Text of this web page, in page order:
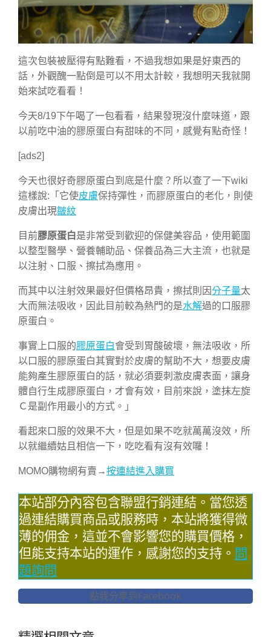
這次包裝被壓得有點難看，不過我想如果是好東西的
話，外觀醜一點倒是可以不用太計較，我想明天我就開
始來試吃看看！
今天8/19下午喝了一包看看，結果發現沒什麼味道，跟
以前吃中油的膠原蛋白有甜味的不同，感覺有點奇怪！
[ads2]
今天也很好奇膠原蛋白到底是什麼？所以查了一下wiki
這樣說:「它使皮膚保持彈性，而膠原蛋白的老化，則使
皮膚出現皺紋
目前膠原蛋白是非常受到歡迎的保健美容品，使用範圍
以整型醫學、營養輔助品、保養品為三大主流，也就是
以注射、口服、擦拭為應用。
而其中以注射效果最好但價格昂貴，擦拭則因分子量太
大而無法吸收，因此目前較為熱門的是水解過的口服膠
原蛋白。
事實上口服的膠原蛋白會受到胃酸破壞，無法吸收，所
以口服的膠原蛋白其實對於皮膚的幫助不大，想要皮膚
能夠產生膠原蛋白的話，就必須要刺激皮膚表面，讓身
體自行生成膠原蛋白，才會有效，目前來說，塗抹左旋
Ｃ是副作用最小的方式。」
看起來口服的效果不大，但是如果不吃就萬萬沒效，所
以就繼續姑且相信一下，吃吃看有沒有效囉！
MOMO購物網有賣→按連結進入購買
本站部分內容包含聯盟行銷連結。當您透
過連結購買商品或服務時，本站將獲得微
薄的佣金，這並不會影響您的購買價格，
但能支持本站的運作，感謝您的支持。 問
題詢問
點我分享到Facebook